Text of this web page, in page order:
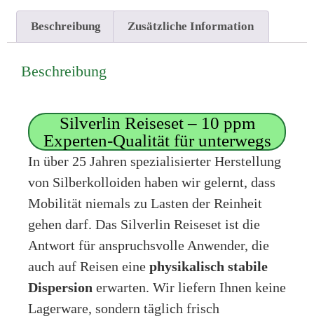
Beschreibung Zusätzliche Information
Beschreibung
Silverlin Reiseset – 10 ppm
Experten-Qualität für unterwegs
In über 25 Jahren spezialisierter Herstellung
von Silberkolloiden haben wir gelernt, dass
Mobilität niemals zu Lasten der Reinheit
gehen darf. Das Silverlin Reiseset ist die
Antwort für anspruchsvolle Anwender, die
auch auf Reisen eine physikalisch stabile
Dispersion erwarten. Wir liefern Ihnen keine
Lagerware, sondern täglich frisch